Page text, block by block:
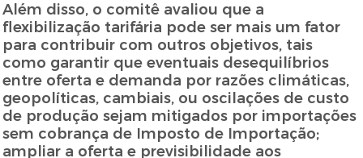
Além disso, o comitê avaliou que a
flexibilização tarifária pode ser mais um fator
para contribuir com outros objetivos, tais
como garantir que eventuais desequilíbrios
entre oferta e demanda por razões climáticas,
geopolíticas, cambiais, ou oscilações de custo
de produção sejam mitigados por importações
sem cobrança de Imposto de Importação;
ampliar a oferta e previsibilidade aos